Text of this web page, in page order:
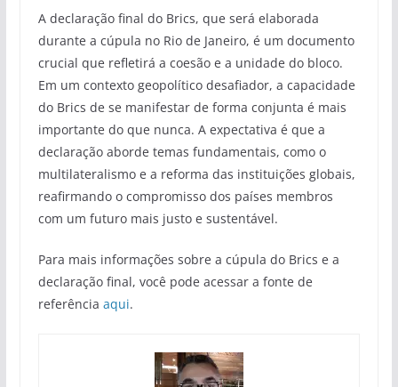
A declaração final do Brics, que será elaborada
durante a cúpula no Rio de Janeiro, é um documento
crucial que refletirá a coesão e a unidade do bloco.
Em um contexto geopolítico desafiador, a capacidade
do Brics de se manifestar de forma conjunta é mais
importante do que nunca. A expectativa é que a
declaração aborde temas fundamentais, como o
multilateralismo e a reforma das instituições globais,
reafirmando o compromisso dos países membros
com um futuro mais justo e sustentável.
Para mais informações sobre a cúpula do Brics e a
declaração final, você pode acessar a fonte de
referência aqui.